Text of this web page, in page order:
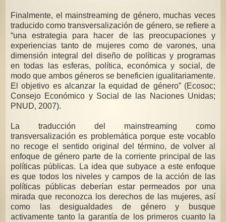
Finalmente, el mainstreaming de género, muchas veces
traducido como transversalización de género, se refiere a
“una estrategia para hacer de las preocupaciones y
experiencias tanto de mujeres como de varones, una
dimensión integral del diseño de políticas y programas
en todas las esferas, política, económica y social, de
modo que ambos géneros se beneficien igualitariamente.
El objetivo es alcanzar la equidad de género” (Ecosoc;
Consejo Económico y Social de las Naciones Unidas;
PNUD, 2007).
La traducción del mainstreaming como
transversalización es problemática porque este vocablo
no recoge el sentido original del término, de volver al
enfoque de género parte de la corriente principal de las
políticas públicas. La idea que subyace a este enfoque
es que todos los niveles y campos de la acción de las
políticas públicas deberían estar permeados por una
mirada que reconozca los derechos de las mujeres, así
como las desigualdades de género y busque
activamente tanto la garantía de los primeros cuanto la